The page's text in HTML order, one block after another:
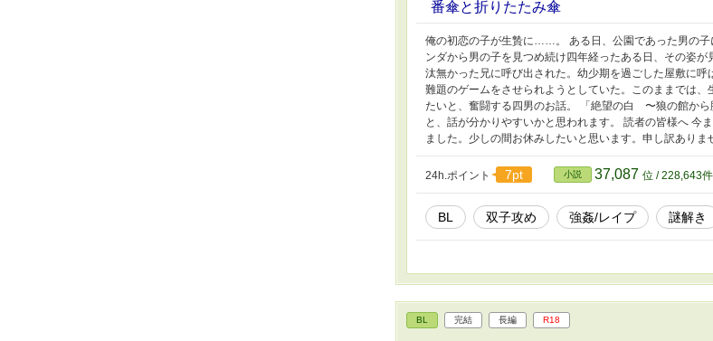
番傘と折りたたみ傘
俺の初恋の子が生贄に……。 ある日、公園であった男の子
ンダから男の子を見つめ続け四年経ったある日、その姿
汰無かった兄に呼び出された。幼少期を過ごした屋敷に
難題のゲームをさせられようとしていた。このままでは
たいと、奮闘する四男のお話。 「絶望の白 〜狼の館か
と、話が分かりやすいかと思われます。 読者の皆様へ 今
ました。少しの間お休みしたいと思います。申し訳ありま
24h.ポイント 7pt 小説 37,087 位 / 228,643件
BL 双子攻め 強姦/レイプ 謎解き
BL 完結 長編 R18